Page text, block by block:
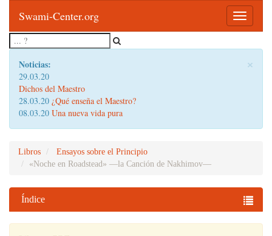
Toggle
Swami-Center.org
×
Noticias:
29.03.20
Dichos del Maestro
28.03.20 ¿Qué enseña el Maestro?
08.03.20 Una nueva vida pura
Libros
Ensayos sobre el Principio
«Noche en Roadstead» —la Canción de Nakhimov—
Índice